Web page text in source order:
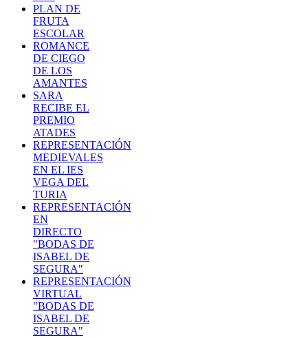
PLAN DE
FRUTA
ESCOLAR
ROMANCE
DE CIEGO
DE LOS
AMANTES
SARA
RECIBE EL
PREMIO
ATADES
REPRESENTACIÓN
MEDIEVALES
EN EL IES
VEGA DEL
TURIA
REPRESENTACIÓN
EN
DIRECTO
"BODAS DE
ISABEL DE
SEGURA"
REPRESENTACIÓN
VIRTUAL
"BODAS DE
ISABEL DE
SEGURA"